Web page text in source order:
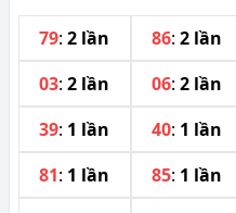
79:2 lần 86: 2 lần
03:2 lần 06: 2 lần
39: 1 lần 40: 1 lần
81: 1 lần 85: 1 lần